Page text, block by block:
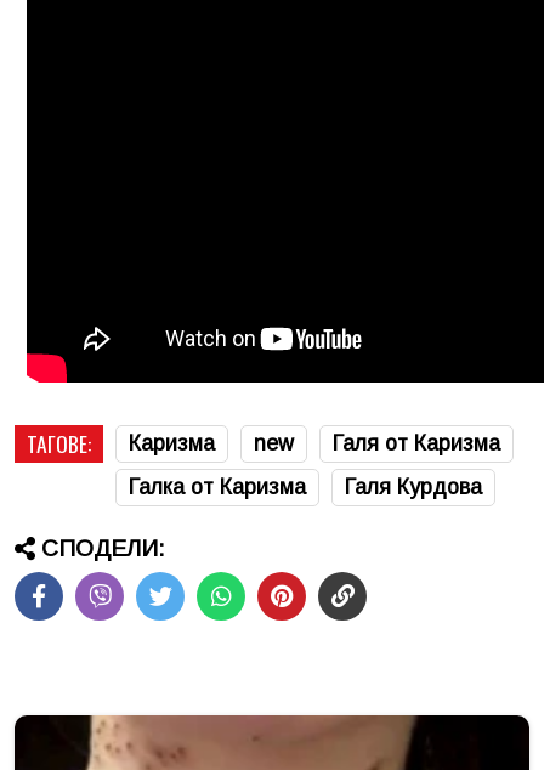
ТАГОВЕ: Каризма new
Галя от Каризма
Галка от Каризма
Галя Курдова
СПОДЕЛИ: